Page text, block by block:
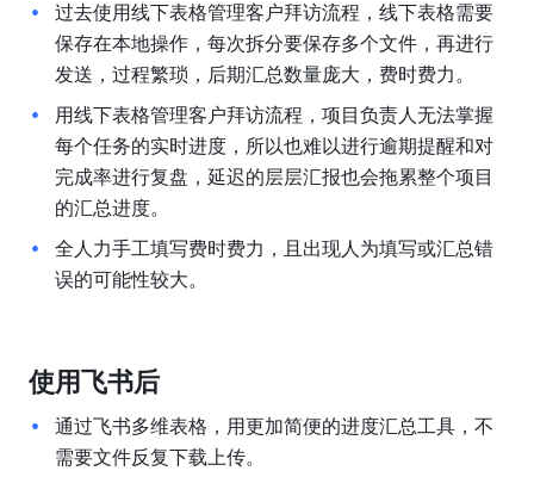
过去使用线下表格管理客户拜访流程，线下表格需要
保存在本地操作，每次拆分要保存多个文件，再进行
发送，过程繁琐，后期汇总数量庞大，费时费力。
用线下表格管理客户拜访流程，项目负责人无法掌握
每个任务的实时进度，所以也难以进行逾期提醒和对
完成率进行复盘，延迟的层层汇报也会拖累整个项目
的汇总进度。
全人力手工填写费时费力，且出现人为填写或汇总错
误的可能性较大。
使用飞书后
通过飞书多维表格，用更加简便的进度汇总工具，不
需要文件反复下载上传。